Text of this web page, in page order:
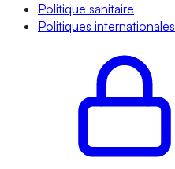
Politique sanitaire
Politiques internationales